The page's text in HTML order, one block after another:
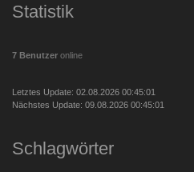
Statistik
7 Benutzer online
Letztes Update: 02.08.2026 00:45:01
Nächstes Update: 09.08.2026 00:45:01
Schlagwörter